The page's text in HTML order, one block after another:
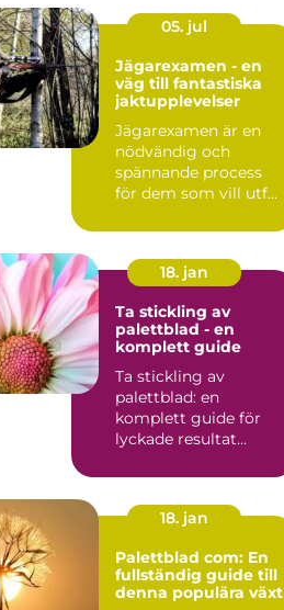
05. jul
Jägarexamen - en
väg till fantastiska
jaktupplevelser
Jägarexamen är en
nödvändig och
spännande process
för dem som vill utf...
18. jan
Ta stickling av
palettblad - en
komplett guide
Ta stickling av
palettblad: en
komplett guide för
lyckade resultat
och dess...
18. jan
Palettblad com: En
fullständig guide till
denna populära växt